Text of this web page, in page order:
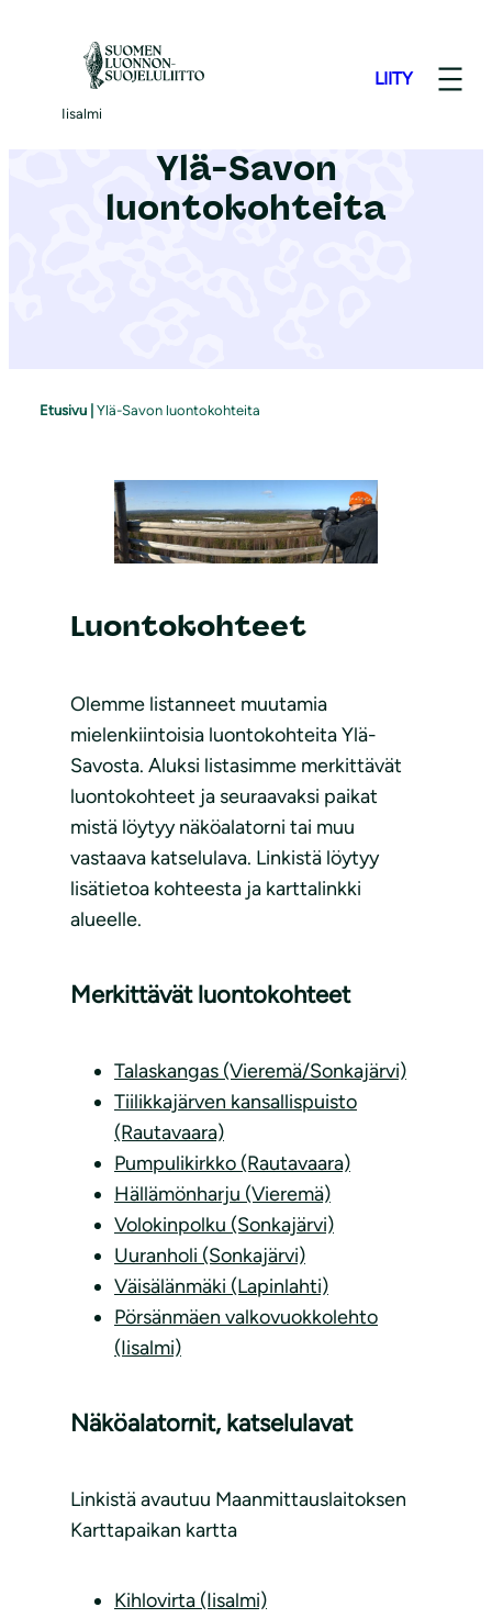
Iisalmi
LIITY
Ylä-Savon
luontokohteita
Etusivu Ylä-Savon luontokohteita
Luontokohteet
Olemme listanneet muutamia
mielenkiintoisia luontokohteita Ylä-
Savosta. Aluksi listasimme merkittävät
luontokohteet ja seuraavaksi paikat
mistä löytyy näköalatorni tai muu
vastaava katselulava. Linkistä löytyy
lisätietoa kohteesta ja karttalinkki
alueelle.
Merkittävät luontokohteet
Talaskangas (Vieremä/Sonkajärvi)
Tiilikkajärven kansallispuisto
(Rautavaara)
Pumpulikirkko (Rautavaara)
Hällämönharju (Vieremä)
Volokinpolku (Sonkajärvi)
Uuranholi (Sonkajärvi)
Väisälänmäki (Lapinlahti)
Pörsänmäen valkovuokkolehto
(Iisalmi)
Näköalatornit, katselulavat
Linkistä avautuu Maanmittauslaitoksen
Karttapaikan kartta
Kihlovirta (Iisalmi)